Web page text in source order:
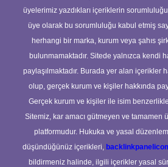
üyelerimiz yazdıkları içeriklerin
üye olarak bu sorumluluğu kabul etmiş
herhangi bir marka, kurum veya şahıs
bulunmamaktadır. Sitede yalnızca kendi
paylaşılmaktadır. Burada yer alan içerikler
olup, gerçek kurum ve kişiler hakkında
Gerçek kurum ve kişiler ile isim
Sitemiz, kar amacı gütmeyen ve tamamen
platformudur. Hukuka ve yasal
düşündüğünüz içerikleri,
bildirmeniz halinde, ilgili içerikler yasal